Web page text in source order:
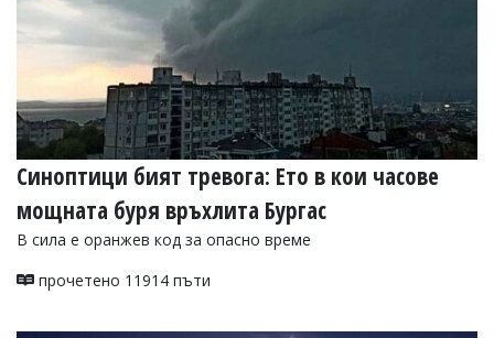
Синоптици бият тревога: Ето в кои часове
мощната буря връхлита Бургас
В сила е оранжев код за опасно време
прочетено 11914 пъти